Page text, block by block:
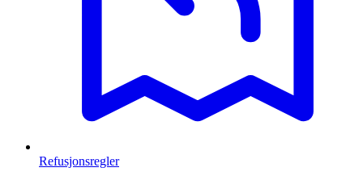
Refusjonsregler